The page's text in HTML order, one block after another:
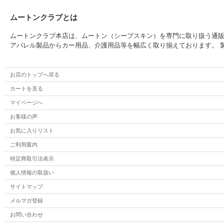
ムートンクラブとは
ムートンクラブ本店は、ムートン（シープスキン）を専門に取り扱う
アパレル製品からカー用品、介護用品等を幅広く取り揃えております
お店のトップへ戻る
カートを見る
マイページへ
お客様の声
お気に入りリスト
ご利用案内
特定商取引法表示
個人情報の取扱い
サイトマップ
メルマガ登録
お問い合わせ